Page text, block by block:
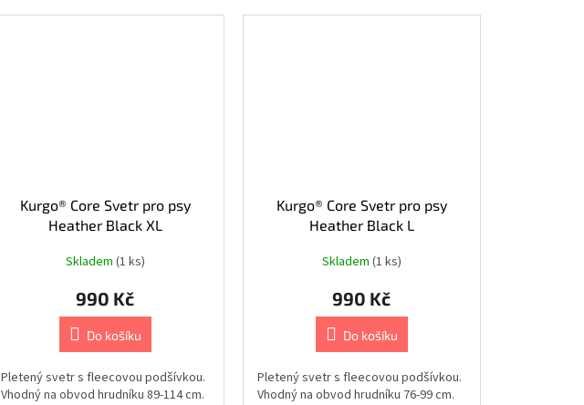
Kurgo® Core Svetr pro psy
Heather Black XL
Skladem (1 ks)
990 Kč
Do košíku
Pletený svetr s fleecovou podšívkou.
Vhodný na obvod hrudníku 89-114 cm.
Kurgo® Core Svetr pro psy
Heather Black L
Skladem (1 ks)
990 Kč
Do košíku
Pletený svetr s fleecovou podšívkou.
Vhodný na obvod hrudníku 76-99 cm.